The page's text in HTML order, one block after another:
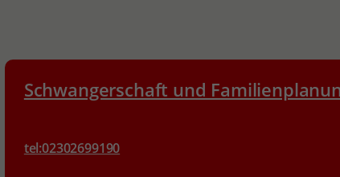
Schwangerschaft und
tel:02302699190